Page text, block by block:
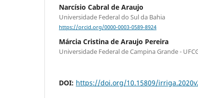
Narcísio Cabral de Araujo
Universidade Federal do Sul da Bahia
https://orcid.org/0000-0003-0589-8924
Márcia Cristina de Araujo Pereira
Universidade Federal de Campina Grande -
DOI: https://doi.org/10.15809/